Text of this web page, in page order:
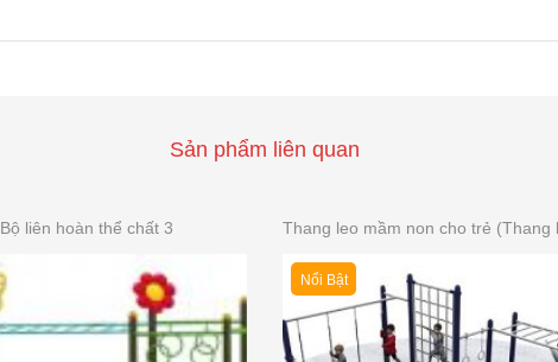
Sản phẩm liên quan
Bộ liên hoàn thể chất 3
Nổi Bật